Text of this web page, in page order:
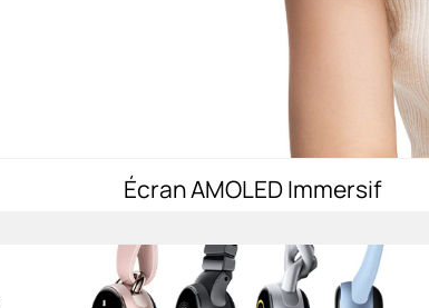
Écran AMOLED Immersif